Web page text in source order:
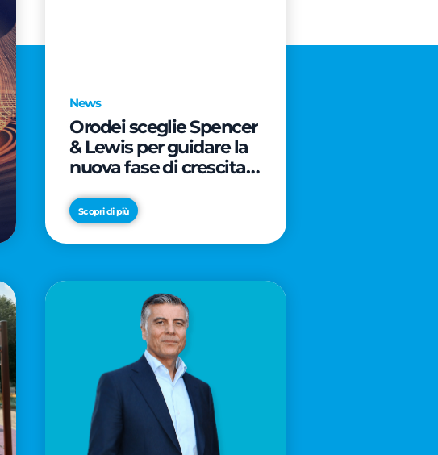
News
Orodei sceglie Spencer
& Lewis per guidare la
nuova fase di crescita e
brand
Scopri di più